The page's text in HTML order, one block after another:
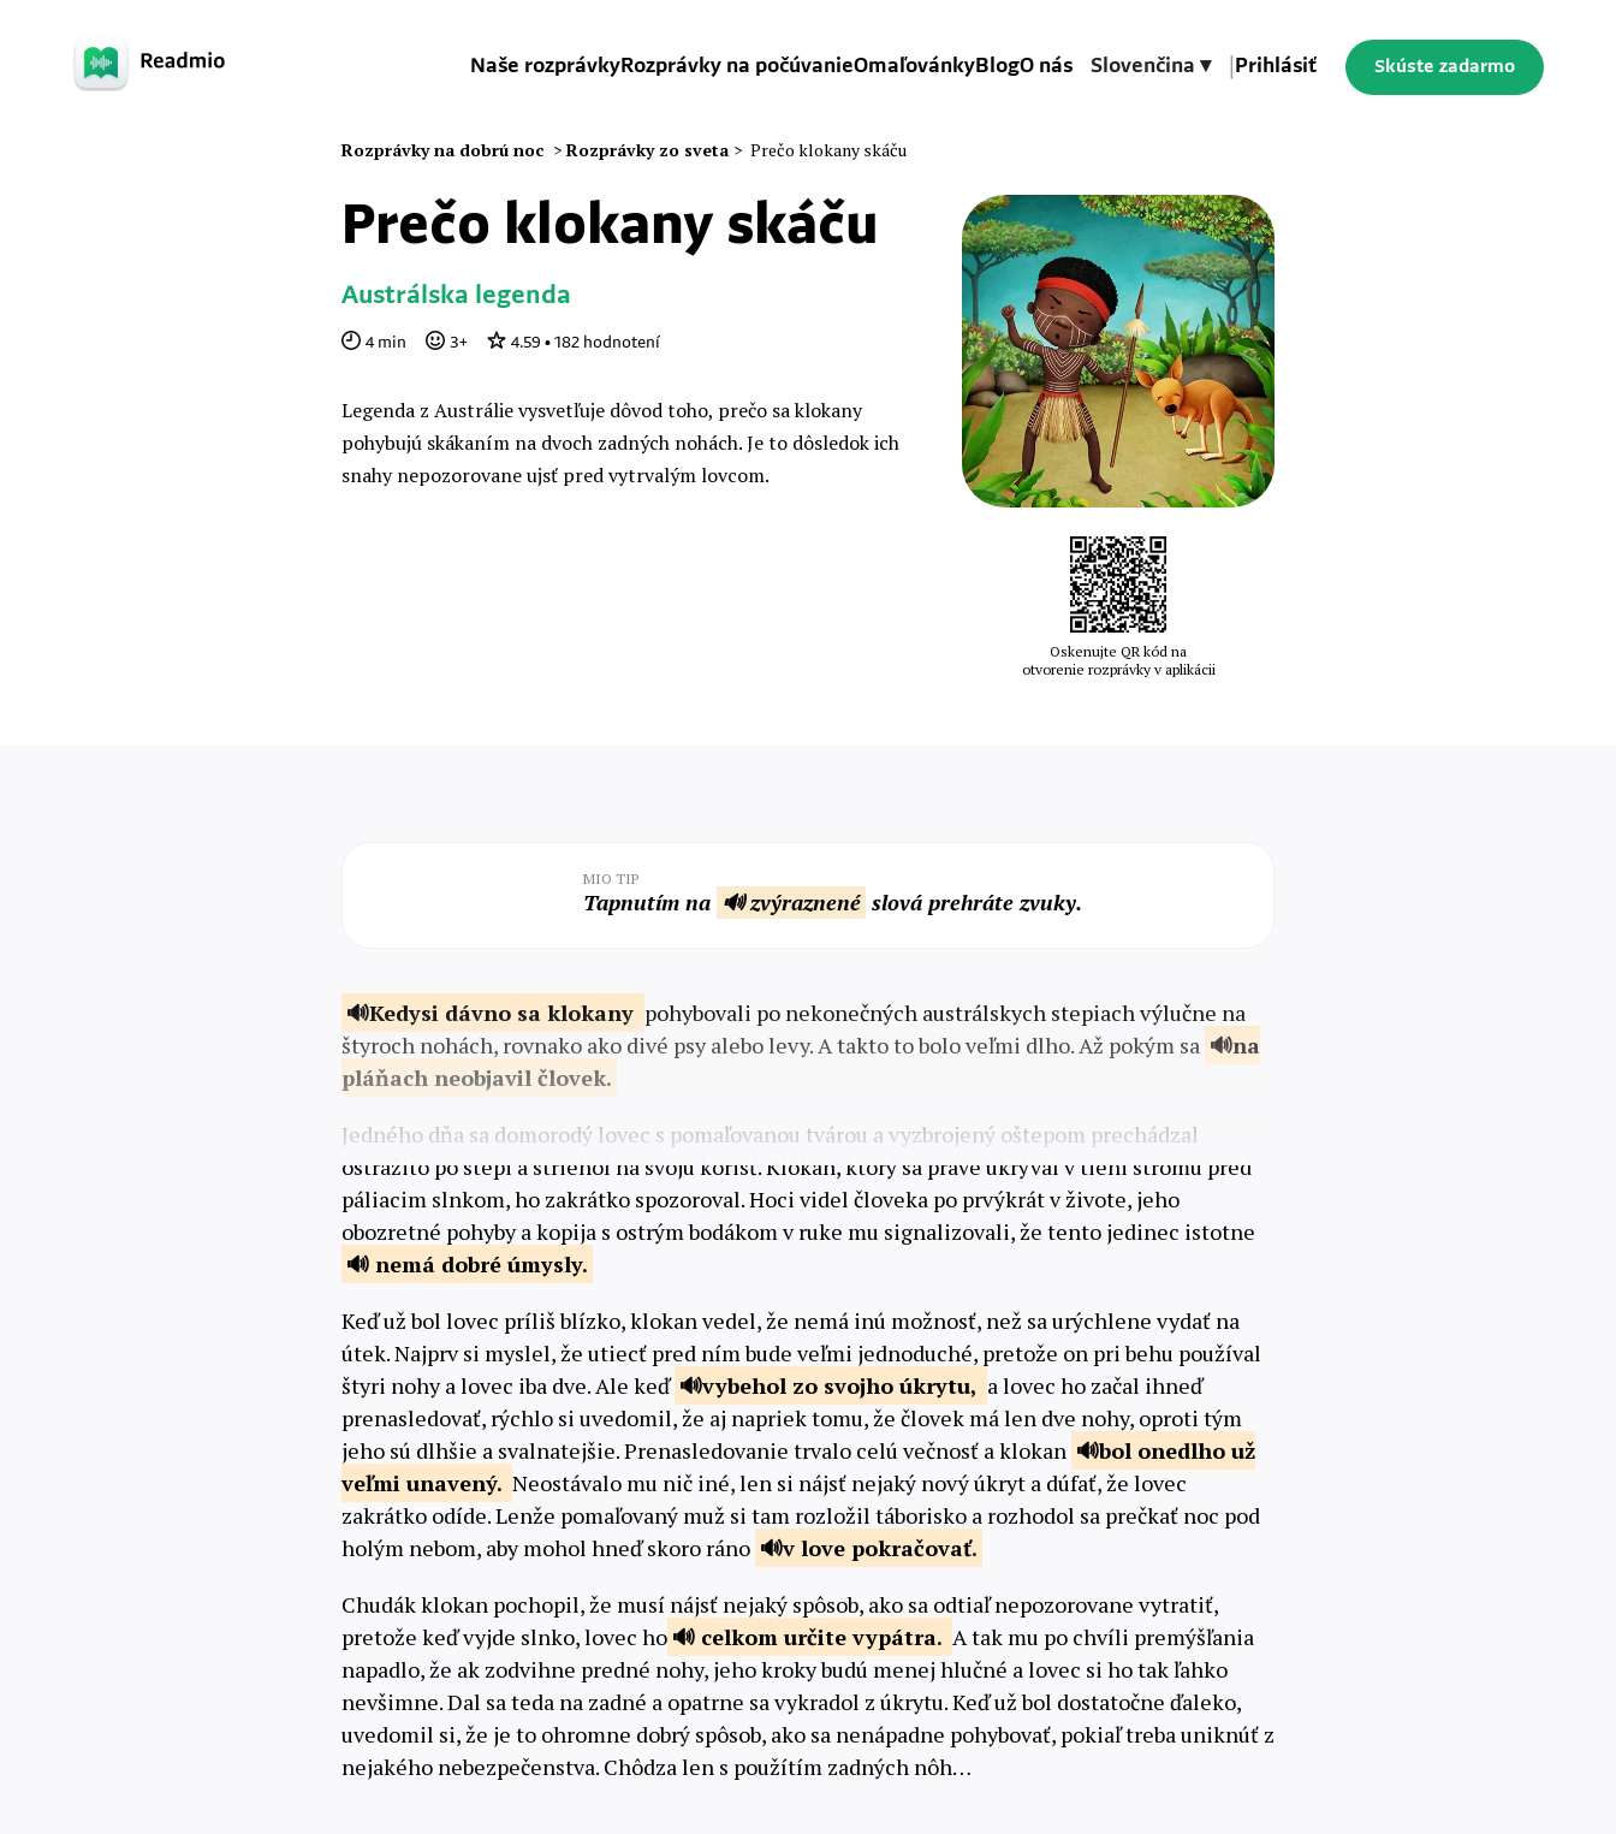
Naše rozprávkyRozprávky na počúvanieOmaľovánkyBlogO nás Slovenčina ▾ Prihlásiť Skúste zadarmo
Rozprávky na dobrú noc > Rozprávky zo sveta > Prečo klokany skáču
Prečo klokany skáču
Austrálska legenda
4min 3+ 4.59 • 182 hodnotení
Legenda z Austrálie vysvetľuje dôvod toho, prečo sa klokany
pohybujú skákaním na dvoch zadných nohách. Je to dôsledok ich
snahy nepozorovane ujsť pred vytrvalým lovcom.
Oskenujte QR kód na
otvorenie rozprávky v aplikácii
MIO TIP
Tapnutím na 🔊 zvýraznené slová prehráte zvuky.
Kedysi dávno sa klokany pohybovali po nekonečných austrálskych stepiach výlučne na
štyroch nohách, rovnako ako divé psy alebo levy. A takto to bolo veľmi dlho. Až pokým sa
na
pláňach neobjavil človek.
Jedného dňa sa domorodý lovec s pomaľovanou tvárou a vyzbrojený oštepom prechádzal
ostražito po stepi a striehol na svoju korisť. Klokan, ktorý sa práve ukrýval v tieni stromu pred
páliacim slnkom, ho zakrátko spozoroval. Hoci videl človeka po prvýkrát v živote, jeho
obozretné pohyby a kopija s ostrým bodákom v ruke mu signalizovali, že tento jedinec istotne
nemá dobré úmysly.
Keď už bol lovec príliš blízko, klokan vedel, že nemá inú možnosť, než sa urýchlene vydať na
útek. Najprv si myslel, že utiecť pred ním bude veľmi jednoduché, pretože on pri behu používal
štyri nohy a lovec iba dve. Ale keď
vybehol zo svojho úkrytu, a lovec ho začal ihneď
prenasledovať, rýchlo si uvedomil, že aj napriek tomu, že človek má len dve nohy, oproti tým
jeho sú dlhšie a svalnatejšie. Prenasledovanie trvalo celú večnosť a klokan
bol onedlho už
veľmi unavený. Neostávalo mu nič iné, len si nájsť nejaký nový úkryt a dúfať, že lovec
zakrátko odíde. Lenže pomaľovaný muž si tam rozložil táborisko a rozhodol sa prečkať noc pod
holým nebom, aby mohol hneď skoro ráno
v love pokračovať.
Chudák klokan pochopil, že musí nájsť nejaký spôsob, ako sa odtiaľ nepozorovane vytratiť,
pretože keď vyjde slnko, lovec ho
celkom určitevypátra. A tak mu po chvíli premýšľania
napadlo, že ak zodvihne predné nohy, jeho kroky budú menej hlučné a lovec si ho tak ľahko
nevšimne. Dal sa teda na zadné a opatrne sa vykradol z úkrytu. Keď už bol dostatočne ďaleko,
uvedomil si, že je to ohromne dobrý spôsob, ako sa nenápadne pohybovať, pokiaľ treba uniknúť z
nejakého nebezpečenstva. Chôdza len s použítím zadných nôh…